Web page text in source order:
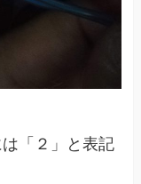
「２」と表記